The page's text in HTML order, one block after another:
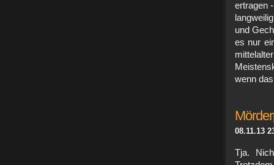
ertragen
und
es nur
wenn
08.11.13
Tja.